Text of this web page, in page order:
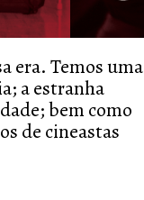
era. Temos uma
a estranha
bem como
de cineastas